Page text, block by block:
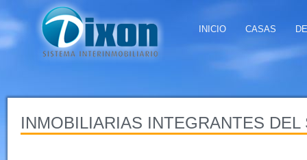
INICIO CASAS
INMOBILIARIAS INTEGRANTES DEL